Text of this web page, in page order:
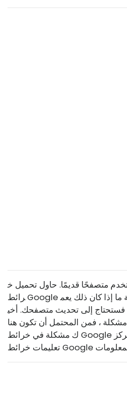
متصفحًا قديمًا. حاول تحميل خ
رائط Google في متصفح مختلف ومعرفة ما إذا كان ذلك يعم
فستحتاج إلى تحديث متصفحك. أخي
مشكلة ، فمن المحتمل أن تكون هنا
ك مشكلة في خرائط Google نفسها. حاول التحقق من مركز